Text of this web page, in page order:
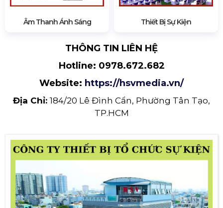
Âm Thanh Ánh Sáng Thiết Bị Sự Kiện
THÔNG TIN LIÊN HỆ
Hotline: 0978.672.682
Website: https://hsvmedia.vn/
Địa Chỉ: 184/20 Lê Đình Cẩn, Phường Tân Tạo,
TP.HCM